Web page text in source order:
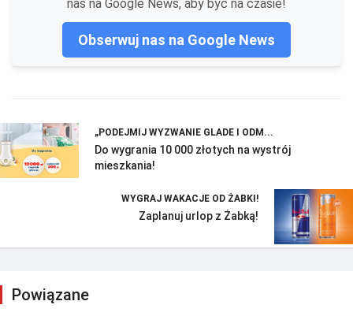
nas na Google News, aby być na czasie!
Obserwuj nas na Google News
„PODEJMIJ WYZWANIE GLADE I ODM...
Do wygrania 10 000 złotych na wystrój
mieszkania!
WYGRAJ WAKACJE OD ŻABKI!
Zaplanuj urlop z Żabką!
Powiązane